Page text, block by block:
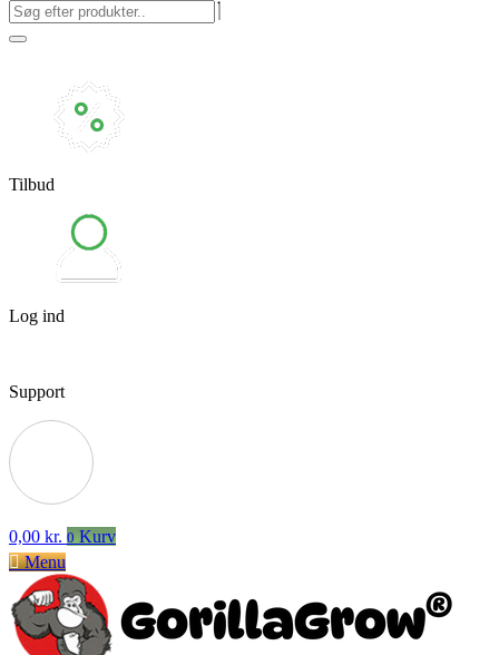
Tilbud
Log ind
Support
0,00 kr. 0 Kurv
Menu